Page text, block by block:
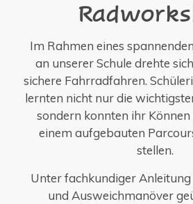
Im Rahmen eines
an unserer Schule drehte
sichere Fahrradfahren.
lernten nicht nur die
sondern konnten ihr
einem aufgebauten
stellen.
Unter fachkundiger
und Ausweichmanöver